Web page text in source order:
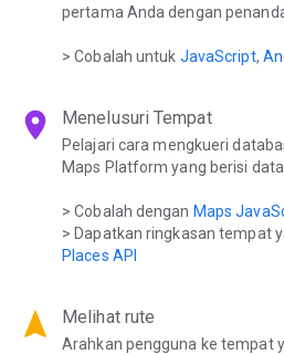
pertama Anda dengan
> Cobalah untuk JavaScript,
location_on Menelusuri Tempat
Pelajari cara mengkueri
Maps Platform yang berisi
> Cobalah dengan Maps
> Dapatkan ringkasan tempat
Places API
navigation Melihat rute
Arahkan pengguna ke tempat